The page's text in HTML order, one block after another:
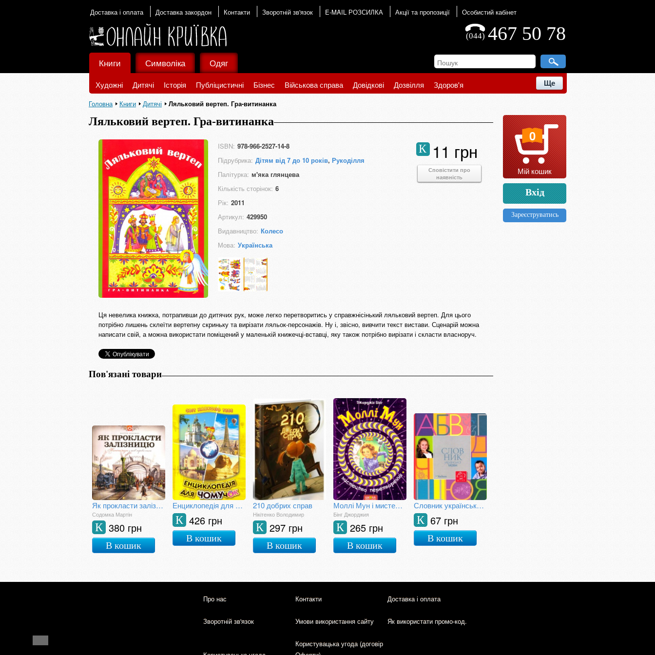
Доставка і оплата Доставка закордон Контакти Зворотній зв'язок E-MAIL РОЗСИЛКА Акції та пропозиції Особистий кабінет
467 50 78
(044)
Книги
Художні Дитячі Історія Публіцистичні Бізнес Військова справа Довідкові Дозвілля Здоров'я Ще
Символіка Одяг
Головна Книги Дитячі Ляльковий вертеп. Гра-витинанка
Ляльковий вертеп. Гра-витинанка
ISBN: 978-966-2527-14-8
Підрубрика: Дітям від 7 до 10 років, Рукоділля
Палітурка: м'яка глянцева
Кількість сторінок: 6
Рік: 2011
Артикул: 429950
Видавництво: Колесо
Мова: Українська
11 грн
К
Сповістити про
наявність
Ця невелика книжка, потрапивши до дитячих рук, може легко перетворитись у справжнісінький ляльковий вертеп. Для цього
потрібно лишень склеїти вертепну скриньку та вирізати ляльок-персонажів. Ну і, звісно, вивчити текст вистави. Сценарій можна
написати свій, а можна використати поміщений у маленькій книжечці-вставці, яку також потрібно вирізати і скласти власноруч.
Пов'язані товари
Як прокласти залізницю
Содомка Мартін
380 грн
К
В кошик
Енциклопедія для чомучок. Книга 4
426 грн
К
В кошик
210 добрих справ
Нікітенко Володимир
297 грн
К
В кошик
Моллі Мун і мистецтво перетворення
Бінг Джорджия
265 грн
К
В кошик
Словник української мови для дітей
67 грн
К
В кошик
0
Мій кошик
Вхід
Зареєструватись
Про нас Контакти Доставка і оплата
Зворотній зв'язок Умови використання сайту Як використати промо-код.
Користувацька угода (договір